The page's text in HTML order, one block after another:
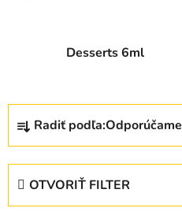
Desserts 6ml
R
d
Radiť podľa:Odporúčame
OTVORIŤ FILTER